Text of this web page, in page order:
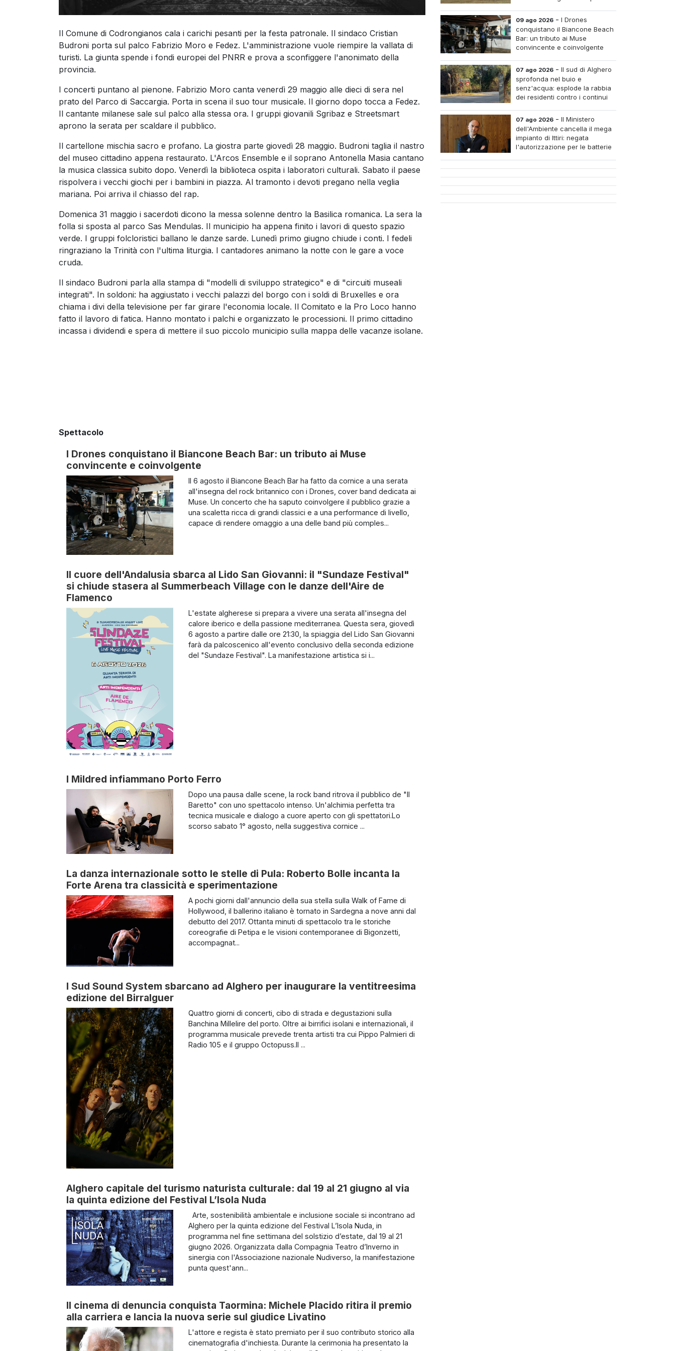
Il Comune di Codrongianos cala i carichi pesanti per la festa patronale. Il sindaco Cristian
Budroni porta sul palco Fabrizio Moro e Fedez. L'amministrazione vuole riempire la vallata di
turisti. La giunta spende i fondi europei del PNRR e prova a sconfiggere l'anonimato della
provincia.
I concerti puntano al pienone. Fabrizio Moro canta venerdì 29 maggio alle dieci di sera nel
prato del Parco di Saccargia. Porta in scena il suo tour musicale. Il giorno dopo tocca a Fedez.
Il cantante milanese sale sul palco alla stessa ora. I gruppi giovanili Sgribaz e Streetsmart
aprono la serata per scaldare il pubblico.
Il cartellone mischia sacro e profano. La giostra parte giovedì 28 maggio. Budroni taglia il nastro
del museo cittadino appena restaurato. L'Arcos Ensemble e il soprano Antonella Masia cantano
la musica classica subito dopo. Venerdì la biblioteca ospita i laboratori culturali. Sabato il paese
rispolvera i vecchi giochi per i bambini in piazza. Al tramonto i devoti pregano nella veglia
mariana. Poi arriva il chiasso del rap.
Domenica 31 maggio i sacerdoti dicono la messa solenne dentro la Basilica romanica. La sera la
folla si sposta al parco Sas Mendulas. Il municipio ha appena finito i lavori di questo spazio
verde. I gruppi folcloristici ballano le danze sarde. Lunedì primo giugno chiude i conti. I fedeli
ringraziano la Trinità con l'ultima liturgia. I cantadores animano la notte con le gare a voce
cruda.
Il sindaco Budroni parla alla stampa di "modelli di sviluppo strategico" e di "circuiti museali
integrati". In soldoni: ha aggiustato i vecchi palazzi del borgo con i soldi di Bruxelles e ora
chiama i divi della televisione per far girare l'economia locale. Il Comitato e la Pro Loco hanno
fatto il lavoro di fatica. Hanno montato i palchi e organizzato le processioni. Il primo cittadino
incassa i dividendi e spera di mettere il suo piccolo municipio sulla mappa delle vacanze isolane.
Spettacolo
I Drones conquistano il Biancone Beach Bar: un tributo ai Muse
convincente e coinvolgente
Il 6 agosto il Biancone Beach Bar ha fatto da cornice a una serata
all'insegna del rock britannico con i Drones, cover band dedicata ai
Muse. Un concerto che ha saputo coinvolgere il pubblico grazie a
una scaletta ricca di grandi classici e a una performance di livello,
capace di rendere omaggio a una delle band più comples...
Il cuore dell'Andalusia sbarca al Lido San Giovanni: il "Sundaze Festival"
si chiude stasera al Summerbeach Village con le danze dell'Aire de
Flamenco
L'estate algherese si prepara a vivere una serata all'insegna del
calore iberico e della passione mediterranea. Questa sera, giovedì
6 agosto a partire dalle ore 21:30, la spiaggia del Lido San Giovanni
farà da palcoscenico all'evento conclusivo della seconda edizione
del "Sundaze Festival". La manifestazione artistica si i...
I Mildred infiammano Porto Ferro
Dopo una pausa dalle scene, la rock band ritrova il pubblico de "Il
Baretto" con uno spettacolo intenso. Un'alchimia perfetta tra
tecnica musicale e dialogo a cuore aperto con gli spettatori.Lo
scorso sabato 1° agosto, nella suggestiva cornice ...
La danza internazionale sotto le stelle di Pula: Roberto Bolle incanta la
Forte Arena tra classicità e sperimentazione
A pochi giorni dall'annuncio della sua stella sulla Walk of Fame di
Hollywood, il ballerino italiano è tornato in Sardegna a nove anni dal
debutto del 2017. Ottanta minuti di spettacolo tra le storiche
coreografie di Petipa e le visioni contemporanee di Bigonzetti,
accompagnat...
I Sud Sound System sbarcano ad Alghero per inaugurare la ventitreesima
edizione del Birralguer
Quattro giorni di concerti, cibo di strada e degustazioni sulla
Banchina Millelire del porto. Oltre ai birrifici isolani e internazionali, il
programma musicale prevede trenta artisti tra cui Pippo Palmieri di
Radio 105 e il gruppo Octopuss.Il ...
Alghero capitale del turismo naturista culturale: dal 19 al 21 giugno al via
la quinta edizione del Festival L’Isola Nuda
Arte, sostenibilità ambientale e inclusione sociale si incontrano ad
Alghero per la quinta edizione del Festival L’Isola Nuda, in
programma nel fine settimana del solstizio d’estate, dal 19 al 21
giugno 2026. Organizzata dalla Compagnia Teatro d’Inverno in
sinergia con l'Associazione nazionale Nudiverso, la manifestazione
punta quest'ann...
Il cinema di denuncia conquista Taormina: Michele Placido ritira il premio
alla carriera e lancia la nuova serie sul giudice Livatino
L'attore e regista è stato premiato per il suo contributo storico alla
cinematografia d'inchiesta. Durante la cerimonia ha presentato la
09 ago 2026 - I Drones
conquistano il Biancone Beach
Bar: un tributo ai Muse
convincente e coinvolgente
07 ago 2026 - Il sud di Alghero
sprofonda nel buio e
senz'acqua: esplode la rabbia
dei residenti contro i continui
07 ago 2026 - Il Ministero
dell'Ambiente cancella il mega
impianto di Ittiri: negata
l'autorizzazione per le batterie